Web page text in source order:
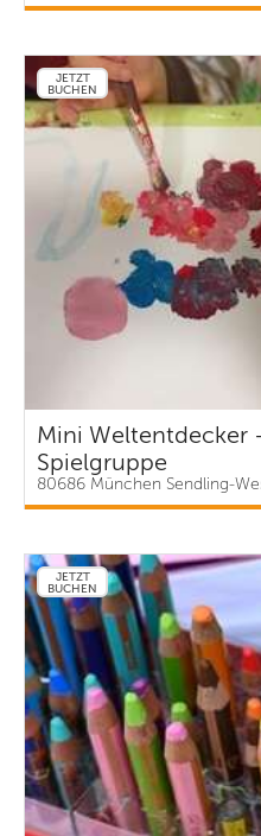
JETZT
BUCHEN
Mini Weltentdecker
Spielgruppe
80686 München Sendling-
JETZT
BUCHEN